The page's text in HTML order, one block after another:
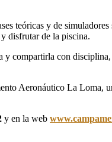
teóricas y de
disfrutar de la piscina.
compartirla con
Aeronáutico La Loma,
y en la web